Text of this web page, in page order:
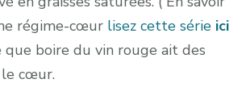
régime-cœur lisez cette série ici
que boire du vin rouge ait des
le cœur.